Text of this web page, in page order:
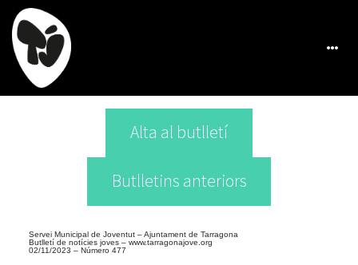
Alta al butlletí
Butlletins anteriors
Servei Municipal de Joventut – Ajuntament de Tarragona
Butlletí de notícies joves – www.tarragonajove.org
02/11/2023 – Número 477